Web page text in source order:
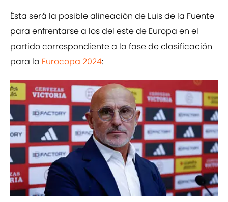
Ésta será la posible alineación de Luis de la Fuente
para enfrentarse a los del este de Europa en el
partido correspondiente a la fase de clasificación
para la Eurocopa 2024: